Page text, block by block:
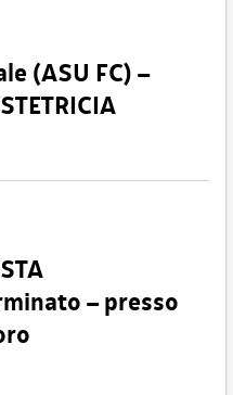
(ASU FC) –
– presso